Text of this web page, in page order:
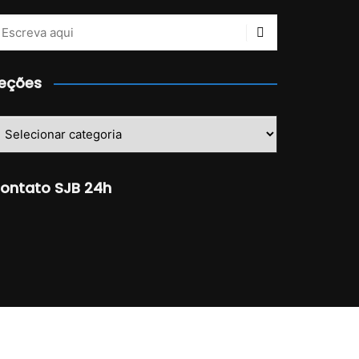
SJB 24h